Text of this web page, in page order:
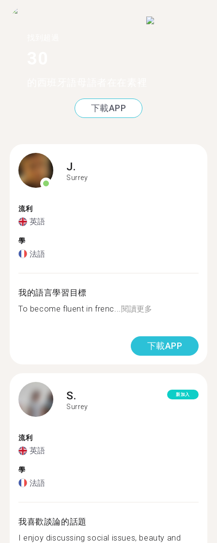
下載APP
J.
Surrey
流利
英語
學
法語
我的語言學習目標
To become fluent in frenc... 閱讀更多
下載APP
S.
Surrey
新加入
流利
英語
學
法語
我喜歡談論的話題
I enjoy discussing social issues, beauty and